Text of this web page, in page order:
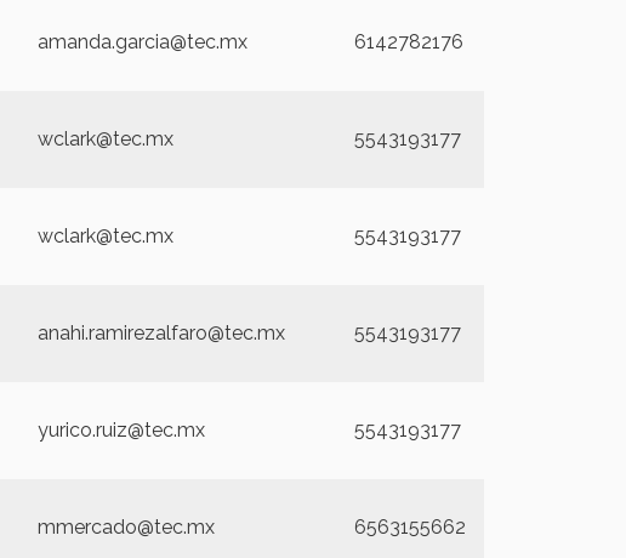
amanda.garcia@tec.mx 6142782176
wclark@tec.mx 5543193177
wclark@tec.mx 5543193177
anahi.ramirezalfaro@tec.mx 5543193177
yurico.ruiz@tec.mx 5543193177
mmercado@tec.mx 6563155662